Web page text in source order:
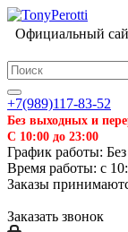
Официальный
+7(989)117-83-52
Без выходных и
С 10:00 до 23:00
График работы:
Время работы: с
Заказы
Заказать звонок